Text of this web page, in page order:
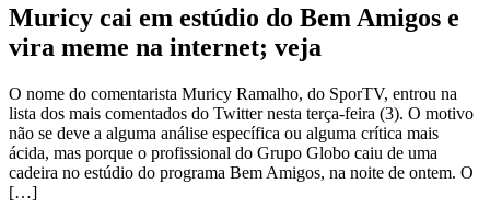
Muricy cai em estúdio do Bem Amigos e
vira meme na internet; veja
O nome do comentarista Muricy Ramalho, do SporTV, entrou na
lista dos mais comentados do Twitter nesta terça-feira (3). O motivo
não se deve a alguma análise específica ou alguma crítica mais
ácida, mas porque o profissional do Grupo Globo caiu de uma
cadeira no estúdio do programa Bem Amigos, na noite de ontem. O
[…]